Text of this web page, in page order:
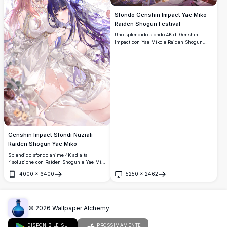
Genshin Impact Sfondi Nuziali
Raiden Shogun Yae Miko
Splendido sfondo anime 4K ad alta
risoluzione con Raiden Shogun e Yae Miko
di Genshin Impact in eleganti abiti da
sposa bianchi, adornate con accessori
4000 × 6400
Apri
Sfondo Genshin Impact Yae Miko
Raiden Shogun Festival
Uno splendido sfondo 4K di Genshin
Impact con Yae Miko e Raiden Shogun
5250 × 2462
Apri
© 2026 Wallpaper Alchemy
DISPONIBILE SU PROSSIMAMENTE